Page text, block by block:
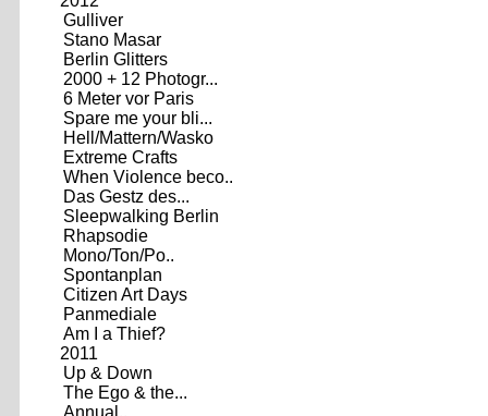
Gulliver
Stano Masar
Berlin Glitters
2000 + 12 Photogr...
6 Meter vor Paris
Spare me your bli...
Hell/Mattern/Wasko
Extreme Crafts
When Violence beco..
Das Gestz des...
Sleepwalking Berlin
Rhapsodie
Mono/Ton/Po..
Spontanplan
Citizen Art Days
Panmediale
Am I a Thief?
2011
Up & Down
The Ego & the...
Annual..